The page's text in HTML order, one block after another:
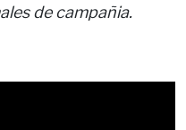
de campañia.